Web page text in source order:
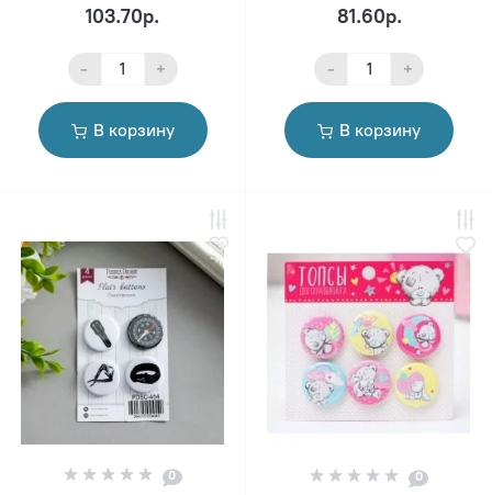
103.70р.
- +
В корзину
81.60р.
- +
В корзину
0 0